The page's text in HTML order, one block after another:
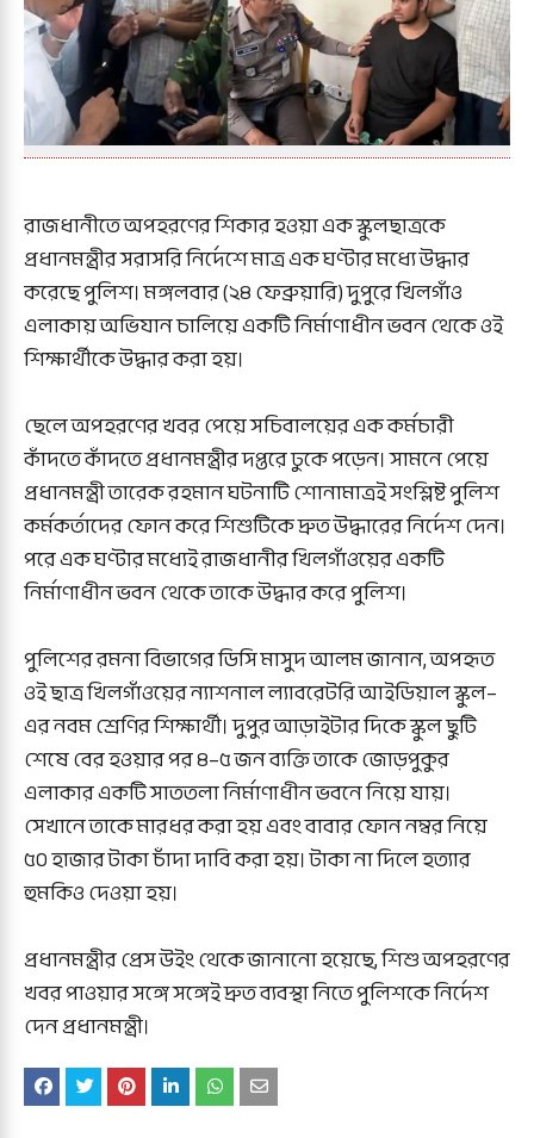
রাজধানীতে অপহরণের শিকার হওয়া এক স্কুলছাত্রকে
প্রধানমন্ত্রীর সরাসরি নির্দেশে মাত্র এক ঘণ্টার মধ্যে উদ্ধার
করেছে পুলিশ। মঙ্গলবার (২৪ ফেব্রুয়ারি) দুপুরে খিলগাঁও
এলাকায় অভিযান চালিয়ে একটি নির্মাণাধীন ভবন থেকে ওই
শিক্ষার্থীকে উদ্ধার করা হয়।
ছেলে অপহরণের খবর পেয়ে সচিবালয়ের এক কর্মচারী
কাঁদতে কাঁদতে প্রধানমন্ত্রীর দপ্তরে ঢুকে পড়েন। সামনে পেয়ে
প্রধানমন্ত্রী তারেক রহমান ঘটনাটি শোনামাত্রই সংশ্লিষ্ট পুলিশ
কর্মকর্তাদের ফোন করে শিশুটিকে দ্রুত উদ্ধারের নির্দেশ দেন।
পরে এক ঘণ্টার মধ্যেই রাজধানীর খিলগাঁওয়ের একটি
নির্মাণাধীন ভবন থেকে তাকে উদ্ধার করে পুলিশ।
পুলিশের রমনা বিভাগের ডিসি মাসুদ আলম জানান, অপহৃত
ওই ছাত্র খিলগাঁওয়ের ন্যাশনাল ল্যাবরেটরি আইডিয়াল স্কুল–
এর নবম শ্রেণির শিক্ষার্থী। দুপুর আড়াইটার দিকে স্কুল ছুটি
শেষে বের হওয়ার পর ৪–৫ জন ব্যক্তি তাকে জোড়পুকুর
এলাকার একটি সাততলা নির্মাণাধীন ভবনে নিয়ে যায়।
সেখানে তাকে মারধর করা হয় এবং বাবার ফোন নম্বর নিয়ে
৫০ হাজার টাকা চাঁদা দাবি করা হয়। টাকা না দিলে হত্যার
হুমকিও দেওয়া হয়।
প্রধানমন্ত্রীর প্রেস উইং থেকে জানানো হয়েছে, শিশু অপহরণের
খবর পাওয়ার সঙ্গে সঙ্গেই দ্রুত ব্যবস্থা নিতে পুলিশকে নির্দেশ
দেন প্রধানমন্ত্রী।